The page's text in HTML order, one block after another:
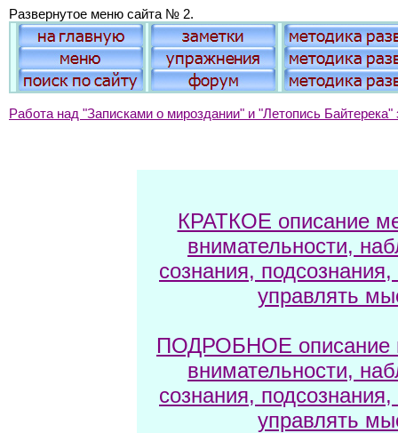
Развернутое меню сайта № 2.
Работа над "Записками о мироздании" и "Летопись
КРАТКОЕ описание
внимательности,
сознания,
управлять
ПОДРОБНОЕ описание
внимательности,
сознания,
управлять